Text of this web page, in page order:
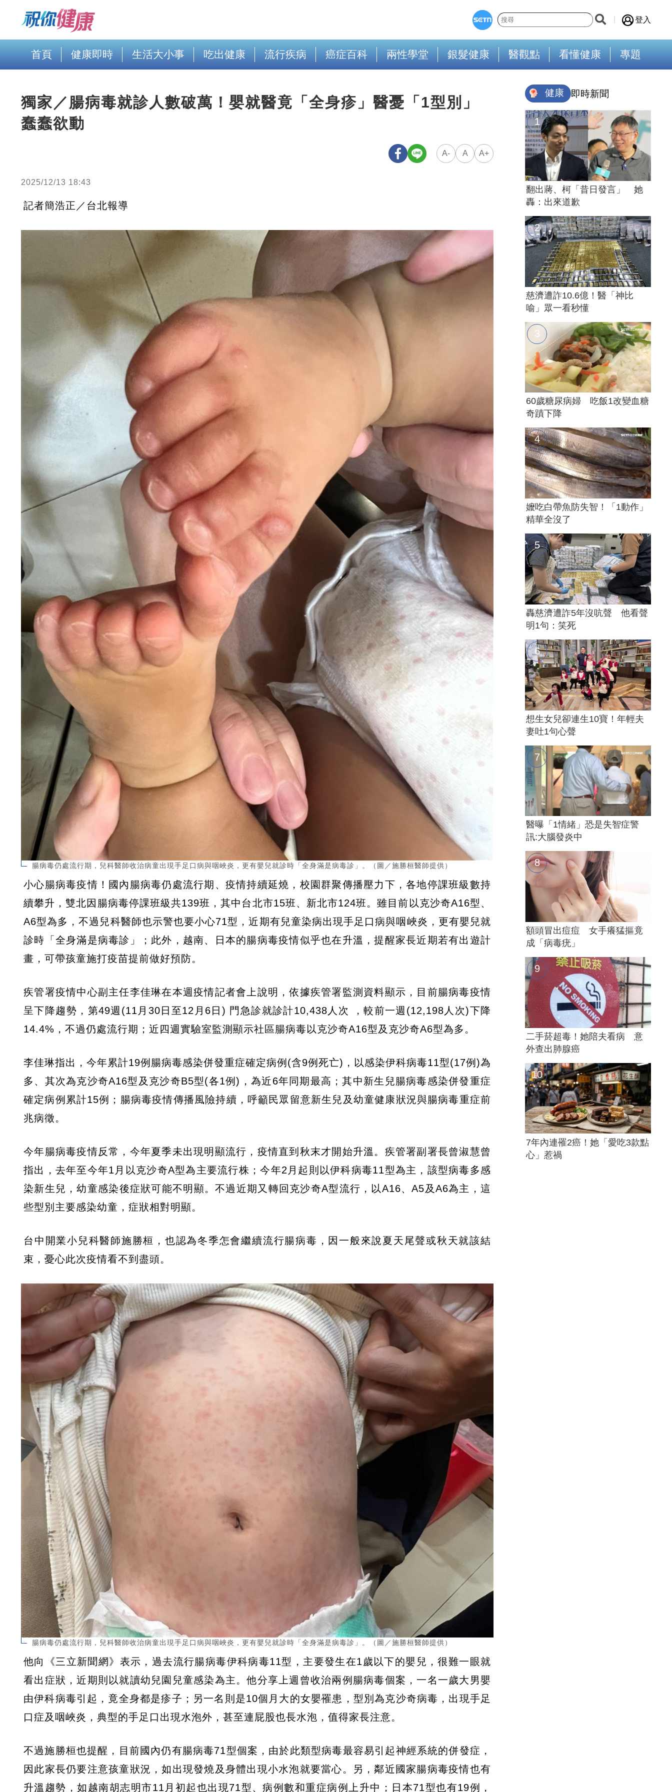
登入
首頁 健康即時 生活大小事 吃出健康 流行疾病 癌症百科 兩性學堂 銀髮健康 醫觀點 看懂健康 專題
獨家／腸病毒就診人數破萬！嬰就醫竟「全身疹」醫憂「1型別」
蠢蠢欲動
A- A A+
2025/12/13 18:43
記者簡浩正／台北報導
腸病毒仍處流行期，兒科醫師收治病童出現手足口病與咽峽炎，更有嬰兒就診時「全身滿是病毒診」。（圖／施勝桓醫師提供）
小心腸病毒疫情！國內腸病毒仍處流行期、疫情持續延燒，校園群聚傳播壓力下，各地停課班級數持
續攀升，雙北因腸病毒停課班級共139班，其中台北市15班、新北市124班。雖目前以克沙奇A16型、
A6型為多，不過兒科醫師也示警也要小心71型，近期有兒童染病出現手足口病與咽峽炎，更有嬰兒就
診時「全身滿是病毒診」；此外，越南、日本的腸病毒疫情似乎也在升溫，提醒家長近期若有出遊計
畫，可帶孩童施打疫苗提前做好預防。
疾管署疫情中心副主任李佳琳在本週疫情記者會上說明，依據疾管署監測資料顯示，目前腸病毒疫情
呈下降趨勢，第49週(11月30日至12月6日) 門急診就診計10,438人次 ，較前一週(12,198人次)下降
14.4%，不過仍處流行期；近四週實驗室監測顯示社區腸病毒以克沙奇A16型及克沙奇A6型為多。
李佳琳指出，今年累計19例腸病毒感染併發重症確定病例(含9例死亡)，以感染伊科病毒11型(17例)為
多、其次為克沙奇A16型及克沙奇B5型(各1例)，為近6年同期最高；其中新生兒腸病毒感染併發重症
確定病例累計15例；腸病毒疫情傳播風險持續，呼籲民眾留意新生兒及幼童健康狀況與腸病毒重症前
兆病徵。
今年腸病毒疫情反常，今年夏季未出現明顯流行，疫情直到秋末才開始升溫。疾管署副署長曾淑慧曾
指出，去年至今年1月以克沙奇A型為主要流行株；今年2月起則以伊科病毒11型為主，該型病毒多感
染新生兒，幼童感染後症狀可能不明顯。不過近期又轉回克沙奇A型流行，以A16、A5及A6為主，這
些型別主要感染幼童，症狀相對明顯。
台中開業小兒科醫師施勝桓，也認為冬季怎會繼續流行腸病毒，因一般來說夏天尾聲或秋天就該結
束，憂心此次疫情看不到盡頭。
腸病毒仍處流行期，兒科醫師收治病童出現手足口病與咽峽炎，更有嬰兒就診時「全身滿是病毒診」。（圖／施勝桓醫師提供）
他向《三立新聞網》表示，過去流行腸病毒伊科病毒11型，主要發生在1歲以下的嬰兒，很難一眼就
看出症狀，近期則以就讀幼兒園兒童感染為主。他分享上週曾收治兩例腸病毒個案，一名一歲大男嬰
由伊科病毒引起，竟全身都是疹子；另一名則是10個月大的女嬰罹患，型別為克沙奇病毒，出現手足
口症及咽峽炎，典型的手足口出現水泡外，甚至連屁股也長水泡，值得家長注意。
不過施勝桓也提醒，目前國內仍有腸病毒71型個案，由於此類型病毒最容易引起神經系統的併發症，
因此家長仍要注意孩童狀況，如出現發燒及身體出現小水泡就要當心。另，鄰近國家腸病毒疫情也有
升溫趨勢，如越南胡志明市11月初起也出現71型、病例數和重症病例上升中；日本71型也有19例，
健康 即時新聞
翻出蔣、柯「昔日發言」 她
轟：出來道歉
慈濟遭詐10.6億！醫「神比
喻」眾一看秒懂
60歲糖尿病婦 吃飯1改變血糖
奇蹟下降
嬤吃白帶魚防失智！「1動作」
精華全沒了
轟慈濟遭詐5年沒吭聲 他看聲
明1句：笑死
想生女兒卻連生10寶！年輕夫
妻吐1句心聲
醫曝「1情緒」恐是失智症警
訊:大腦發炎中
額頭冒出痘痘 女手癢猛摳竟
成「病毒疣」
二手菸超毒！她陪夫看病 意
外查出肺腺癌
7年內連罹2癌！她「愛吃3款點
心」惹禍